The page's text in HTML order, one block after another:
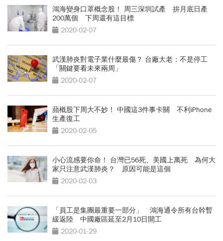
鴻海變身口罩概念股！ 周三深圳試產 拚月底日產
200萬個 下周還有這目標
2020-02-07
武漢肺炎對電子業什麼最傷？ 台廠大老：不是停工
「關鍵要看未來兩周」
2020-02-07
蘋概股下周大不妙！ 中國這3件事卡關 不利iPhone
生產復工
2020-02-05
小心流感要你命！ 台灣已56死、美國上萬死 為何大
家只注意武漢肺炎？ 原因可能是這個
2020-02-03
「員工是集團最重要一部分」 鴻海通令所有台幹暫
緩返陸 中國廠區延至2月10日開工
2020-01-29